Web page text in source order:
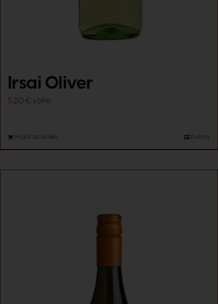
Irsai Oliver
5.20€ s DPH
Pridať do košíka Detaily